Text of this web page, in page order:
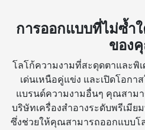
การออกแบบที่ไม่ซ้ำ
ของ
โลโก้ความงามที่สะดุดตาและพิ
เด่นเหนือคู่แข่ง และเปิดโอก
แบรนด์ความงามอื่นๆ คุณสาม
บริษัทเครื่องสำอางระดับพรีเมี
ซึ่งช่วยให้คุณสามารถออกแบบโ